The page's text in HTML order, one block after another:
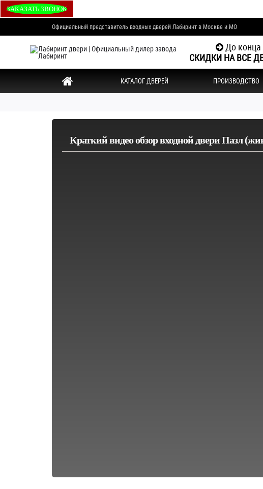
ЗАКАЗАТЬ ЗВОНОК
Официальный представитель входных дверей Лабиринт в Москве и МО
До конца
СКИДКИ НА ВСЕ
КАТАЛОГ ДВЕРЕЙ ПРОИЗВОДСТВО
Краткий видео обзор входной двери Пазл